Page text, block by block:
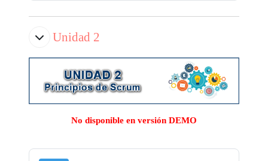
Unidad 2
No disponible en versión DEMO